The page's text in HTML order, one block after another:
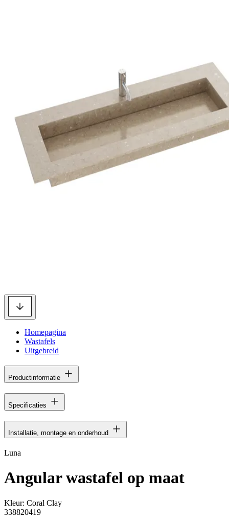
Homepagina
Wastafels
Uitgebreid
Productinformatie
Specificaties
Installatie, montage en onderhoud
Luna
Angular wastafel op maat
Kleur: Coral Clay
338820419